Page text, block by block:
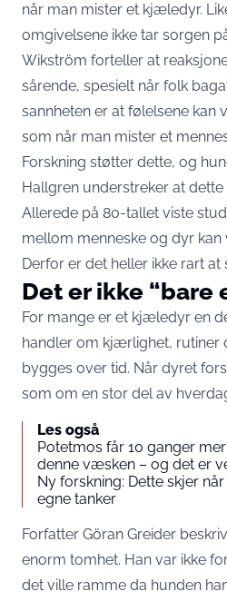
når man mister et kjæledyr.
omgivelsene ikke tar sorgen
Wikström forteller at
sårende, spesielt når folk
sannheten er at følelsene kan
som når man mister et
Forskning støtter dette, og
Hallgren understreker at dette
Allerede på 80-tallet viste
mellom menneske og dyr
Derfor er det heller ikke rart
Det er ikke “bare
For mange er et kjæledyr en
handler om kjærlighet,
bygges over tid. Når dyret
som om en stor del av
Les også
Potetmos får 10 ganger
denne væsken – og det er
Ny forskning: Dette skjer
egne tanker
Forfatter Göran Greider
enorm tomhet. Han var ikke
det ville ramme da hunden